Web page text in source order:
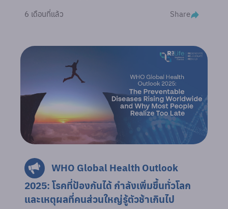
6 เดือนที่แล้ว Share
WHO Global Health Outlook
2025: โรคที่ป้องกันได้ กำลังเพิ่มขึ้นทั่วโลก
และเหตุผลที่คนส่วนใหญ่รู้ตัวช้าเกินไป